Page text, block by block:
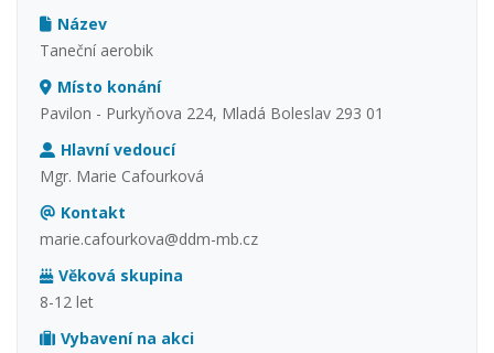
Název
Taneční aerobik
Místo konání
Pavilon - Purkyňova 224, Mladá Boleslav 293 01
Hlavní vedoucí
Mgr. Marie Cafourková
Kontakt
marie.cafourkova@ddm-mb.cz
Věková skupina
8-12 let
Vybavení na akci